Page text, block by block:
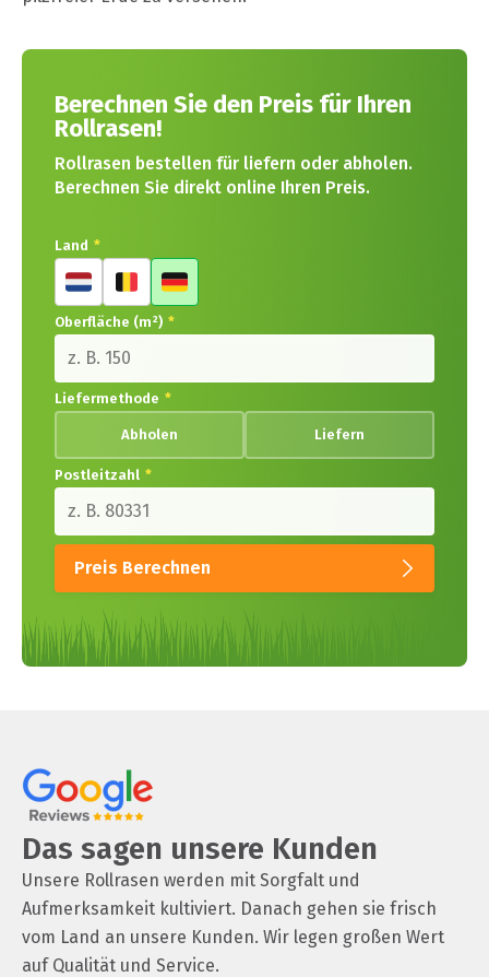
Berechnen Sie den Preis für Ihren
Rollrasen!
Rollrasen bestellen für liefern oder abholen.
Berechnen Sie direkt online Ihren Preis.
Land *
Oberfläche (m²) *
Liefermethode *
Abholen Liefern
Postleitzahl *
Preis Berechnen
Das sagen unsere Kunden
Unsere Rollrasen werden mit Sorgfalt und
Aufmerksamkeit kultiviert. Danach gehen sie frisch
vom Land an unsere Kunden. Wir legen großen Wert
auf Qualität und Service.